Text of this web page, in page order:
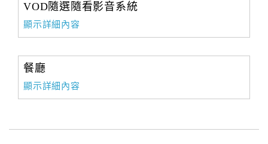
VOD隨選隨看影音系統
顯示詳細內容
餐廳
顯示詳細內容